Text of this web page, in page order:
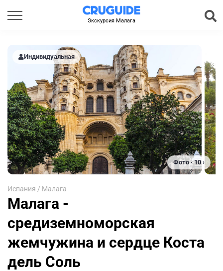
Экскурсия Малага
Индивидуальная
Фото · 10 ›
Испания / Малага
Малага -
средиземноморская
жемчужина и сердце Коста
дель Соль